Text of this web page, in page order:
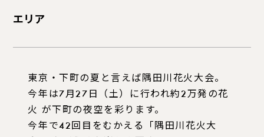
エリア
東京・下町の夏と言えば隅田川花火大会。
今年は7月27日（土）に行われ約2万発の花
火 が下町の夜空を彩ります。
今年で42回目をむかえる「隅田川花火大